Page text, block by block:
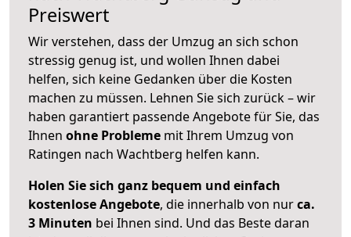
Preiswert
Wir verstehen, dass der Umzug an sich schon
stressig genug ist, und wollen Ihnen dabei
helfen, sich keine Gedanken über die Kosten
machen zu müssen. Lehnen Sie sich zurück – wir
haben garantiert passende Angebote für Sie, das
Ihnen ohne Probleme mit Ihrem Umzug von
Ratingen nach Wachtberg helfen kann.
Holen Sie sich ganz bequem und einfach
kostenlose Angebote, die innerhalb von nurca.
3 Minuten bei Ihnen sind. Und das Beste daran